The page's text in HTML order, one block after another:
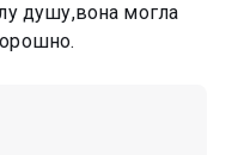
душу,вона могла